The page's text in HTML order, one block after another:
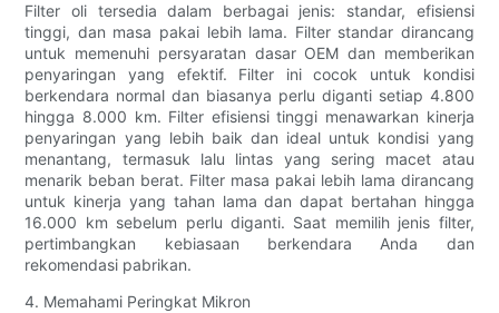
Filter oli tersedia dalam berbagai jenis: standar, efisiensi
tinggi, dan masa pakai lebih lama. Filter standar dirancang
untuk memenuhi persyaratan dasar OEM dan memberikan
penyaringan yang efektif. Filter ini cocok untuk kondisi
berkendara normal dan biasanya perlu diganti setiap 4.800
hingga 8.000 km. Filter efisiensi tinggi menawarkan kinerja
penyaringan yang lebih baik dan ideal untuk kondisi yang
menantang, termasuk lalu lintas yang sering macet atau
menarik beban berat. Filter masa pakai lebih lama dirancang
untuk kinerja yang tahan lama dan dapat bertahan hingga
16.000 km sebelum perlu diganti. Saat memilih jenis filter,
pertimbangkan kebiasaan berkendara Anda dan
rekomendasi pabrikan.
4. Memahami Peringkat Mikron